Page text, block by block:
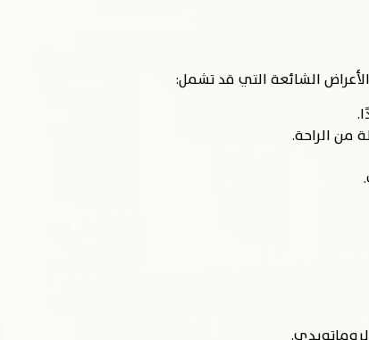
الشائعة التي قد تشمل:
من الراحة.